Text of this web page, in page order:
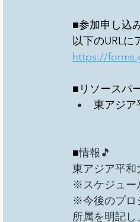
■参加申し込
以下のURLに
https://
■リソースパ
東アジア
■情報🎵
東アジア平和
※スケジュー
※今後のプロ
所属を明記